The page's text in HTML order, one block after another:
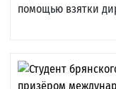
помощью взятки